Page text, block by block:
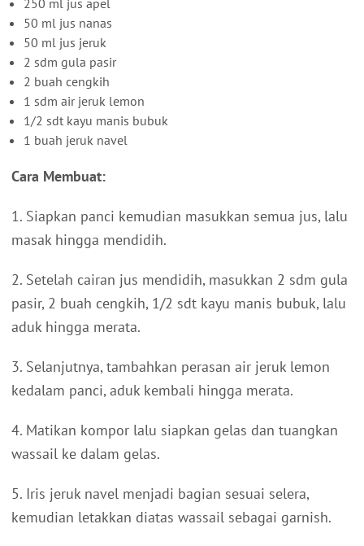
50 ml jus nanas
50 ml jus jeruk
2 sdm gula pasir
2 buah cengkih
1 sdm air jeruk lemon
1/2 sdt kayu manis bubuk
1 buah jeruk navel
Cara Membuat:
1. Siapkan panci kemudian masukkan semua jus, lalu
masak hingga mendidih.
2. Setelah cairan jus mendidih, masukkan 2 sdm gula
pasir, 2 buah cengkih, 1/2 sdt kayu manis bubuk, lalu
aduk hingga merata.
3. Selanjutnya, tambahkan perasan air jeruk lemon
kedalam panci, aduk kembali hingga merata.
4. Matikan kompor lalu siapkan gelas dan tuangkan
wassail ke dalam gelas.
5. Iris jeruk navel menjadi bagian sesuai selera,
kemudian letakkan diatas wassail sebagai garnish.